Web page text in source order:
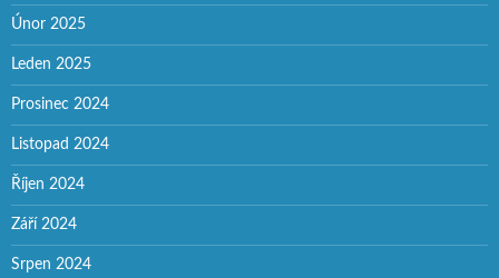
Únor 2025
Leden 2025
Prosinec 2024
Listopad 2024
Říjen 2024
Září 2024
Srpen 2024